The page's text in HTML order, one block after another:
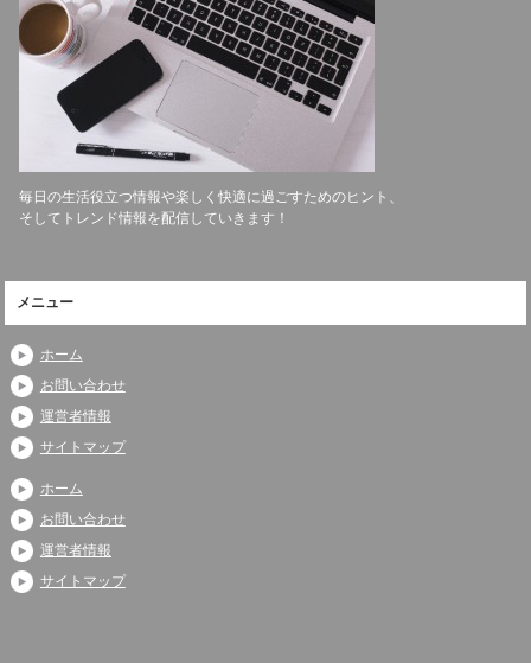
毎日の生活役立つ情報や楽しく快適に過ごすためのヒント、
そしてトレンド情報を配信していきます！
メニュー
ホーム
お問い合わせ
運営者情報
サイトマップ
ホーム
お問い合わせ
運営者情報
サイトマップ